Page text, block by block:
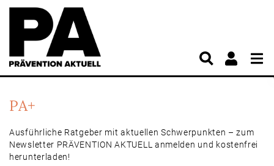
PA+
Ausführliche Ratgeber mit aktuellen Schwerpunkten – zum
Newsletter PRÄVENTION AKTUELL anmelden und kostenfrei
herunterladen!